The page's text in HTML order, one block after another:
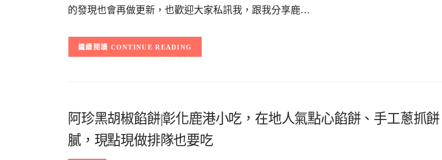
的發現也會再做更新，也歡迎大家私訊我，跟我分享鹿…
CONTINUE READING
阿珍黑胡椒餡餅|彰化鹿港小吃，在地人氣點心餡餅、手工蔥抓
膩，現點現做排隊也要吃